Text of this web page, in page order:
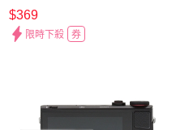
罩)適EF-S 10-18mm f/4.5-
5.6 IS STM
$369
限時下殺 券